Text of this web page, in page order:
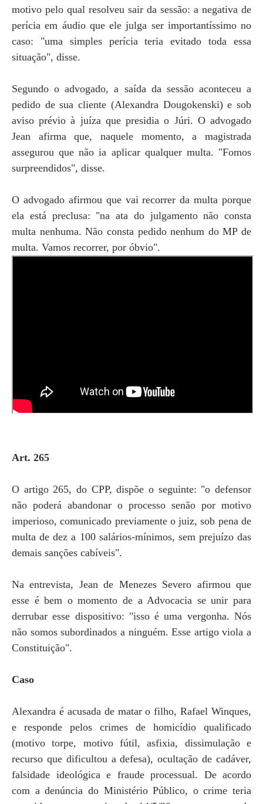
motivo pelo qual resolveu sair da sessão: a negativa de
perícia em áudio que ele julga ser importantíssimo no
caso: "uma simples perícia teria evitado toda essa
situação", disse.
Segundo o advogado, a saída da sessão aconteceu a
pedido de sua cliente (Alexandra Dougokenski) e sob
aviso prévio à juíza que presidia o Júri. O advogado
Jean afirma que, naquele momento, a magistrada
assegurou que não ia aplicar qualquer multa. "Fomos
surpreendidos", disse.
O advogado afirmou que vai recorrer da multa porque
ela está preclusa: "na ata do julgamento não consta
multa nenhuma. Não consta pedido nenhum do MP de
multa. Vamos recorrer, por óbvio".
Art. 265
O artigo 265, do CPP, dispõe o seguinte: "o defensor
não poderá abandonar o processo senão por motivo
imperioso, comunicado previamente o juiz, sob pena de
multa de dez a 100 salários-mínimos, sem prejuízo das
demais sanções cabíveis".
Na entrevista, Jean de Menezes Severo afirmou que
esse é bem o momento de a Advocacia se unir para
derrubar esse dispositivo: "isso é uma vergonha. Nós
não somos subordinados a ninguém. Esse artigo viola a
Constituição".
Caso
Alexandra é acusada de matar o filho, Rafael Winques,
e responde pelos crimes de homicídio qualificado
(motivo torpe, motivo fútil, asfixia, dissimulação e
recurso que dificultou a defesa), ocultação de cadáver,
falsidade ideológica e fraude processual. De acordo
com a denúncia do Ministério Público, o crime teria